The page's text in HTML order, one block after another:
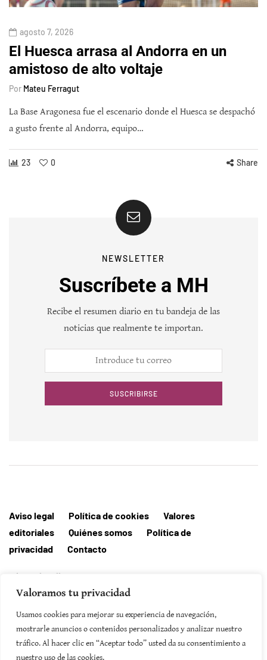
Valoramos tu privacidad
Usamos cookies para mejorar su experiencia de navegación,
mostrarle anuncios o contenidos personalizados y analizar nuestro
tráfico. Al hacer clic en “Aceptar todo” usted da su consentimiento a
nuestro uso de las cookies.
agosto 7, 2026
El Huesca arrasa al Andorra en un
amistoso de alto voltaje
Por Mateu Ferragut
La Base Aragonesa fue el escenario donde el Huesca se despachó
a gusto frente al Andorra, equipo…
23 0 Share
NEWSLETTER
Suscríbete a MH
Recibe el resumen diario en tu bandeja de las
noticias que realmente te importan.
SUSCRIBIRSE
Aviso legal Política de cookies
Valores
editoriales
Quiénes somos
Política de
privacidad
Contacto
Editorial MallorcaHora
SUSCRIBIRSE